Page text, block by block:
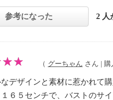
参考になった 2 人
（ グーちゃん さん | 購
デザインと素材に惹かれて購
６５センチで、バストのサ